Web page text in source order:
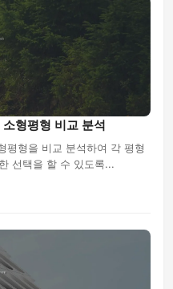
형평형 비교 분석
평형을 비교 분석하여 각 평형
선택을 할 수 있도록...